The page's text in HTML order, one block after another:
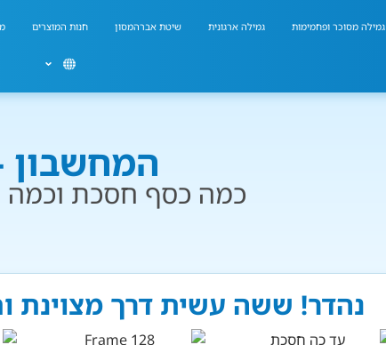
גמילה מסוכר ופחמימות גמילה ארגונית שיטת אברהמסון חנות המוצרים
כמה כסף חסכת וכמה
נהדר! ששה עשית דרך מצוינת